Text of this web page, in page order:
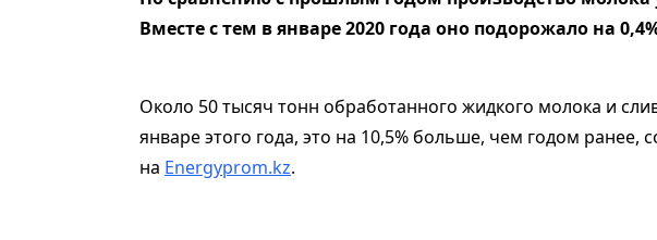
Вместе с тем в январе 2020 года оно подорожало на
Около 50 тысяч тонн обработанного жидкого молока и
январе этого года, это на 10,5% больше, чем годом ранее,
на Energyprom.kz.